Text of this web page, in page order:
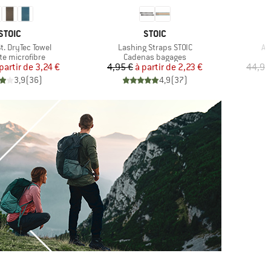
DryTec Towel
group
microfibre
Prix
Prix réduit
de 3,24 €
3,9(36)
MARQUE
STOIC
Article
Lashing Straps STOIC
Product group
Cadenas bagages
Prix
4,95 € Prix réduit
à partir de 2,23 €
4,9(37)